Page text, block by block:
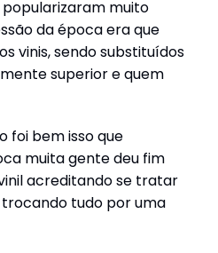
popularizaram muito
da época era que
vinis, sendo substituídos
superior e quem
foi bem isso que
muita gente deu fim
acreditando se tratar
tudo por uma